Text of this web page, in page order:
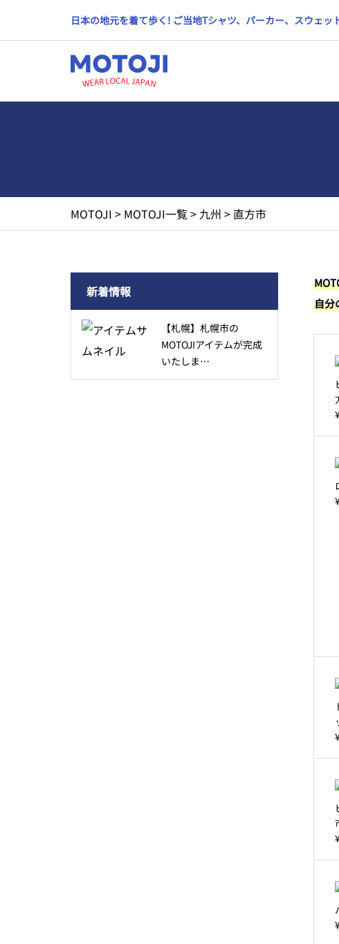
日本の地元を着て歩く! ご当地Tシャツ、パーカー、スウェ
MOTOJI > MOTOJI一覧> 九州 > 直方市
新着情報
【札幌】札幌市の
MOTOJIアイテムが完成
いたしま…
自分